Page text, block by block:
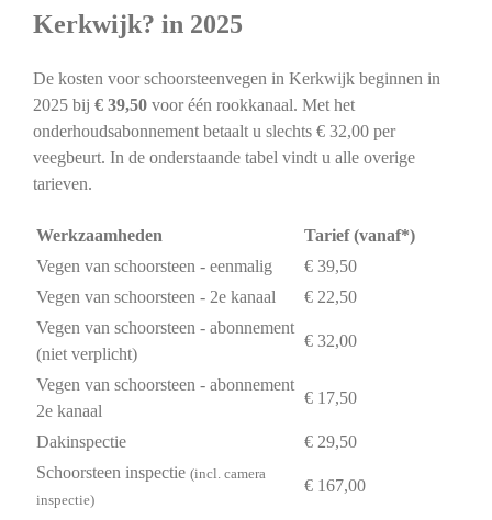
Kerkwijk? in 2025
De kosten voor schoorsteenvegen in Kerkwijk beginnen in
2025 bij € 39,50voor één rookkanaal. Met het
onderhoudsabonnement betaalt u slechts € 32,00 per
veegbeurt. In de onderstaande tabel vindt u alle overige
tarieven.
Werkzaamheden
Tarief (vanaf*)
Vegen van schoorsteen - eenmalig
€ 39,50
Vegen van schoorsteen - 2e kanaal
€ 22,50
Vegen van schoorsteen - abonnement
(niet verplicht)
€ 32,00
Vegen van schoorsteen - abonnement
2e kanaal
€ 17,50
Dakinspectie
€ 29,50
Schoorsteen inspectie (incl. camera
inspectie)
€ 167,00